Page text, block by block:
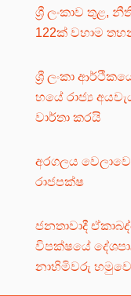
ශ්‍රී ලංකාව තුළ,
122ක් වහාම
ශ්‍රී ලංකා
හයේ රාජ්‍ය
වාර්තා කරයි
අරගලය
රාජපක්ෂ
ජනතාවාදී
විපක්ෂයේ
නාහිමිවරු